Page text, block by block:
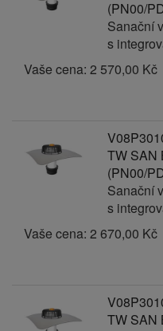
(PN00/
Sanační
s
Vaše cena: 2 570,00 Kč
TW SAN
(PN00/
Sanační
s
Vaše cena: 2 670,00 Kč
TW SAN